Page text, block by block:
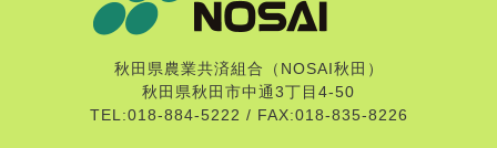
秋田県農業共済組合（NOSAI秋田）
秋田県秋田市中通3丁目4-50
TEL:018-884-5222 / FAX:018-835-8226